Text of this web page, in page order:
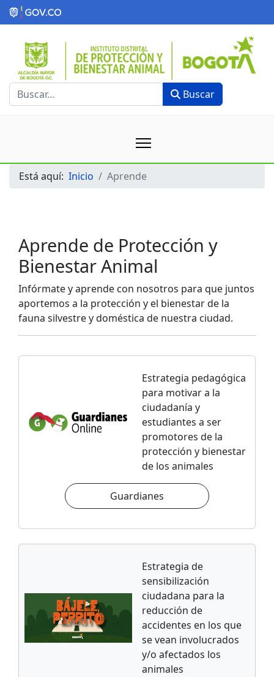
Buscar Buscar
Está aquí: Inicio Aprende
Aprende de Protección y
Bienestar Animal
Infórmate y aprende con nosotros para que juntos
aportemos a la protección y el bienestar de la
fauna silvestre y doméstica de nuestra ciudad.
Estrategia pedagógica
para motivar a la
ciudadanía y
estudiantes a ser
promotores de la
protección y bienestar
de los animales
Guardianes
Estrategia de
sensibilización
ciudadana para la
reducción de
accidentes en los que
se vean involucrados
y/o afectados los
animales